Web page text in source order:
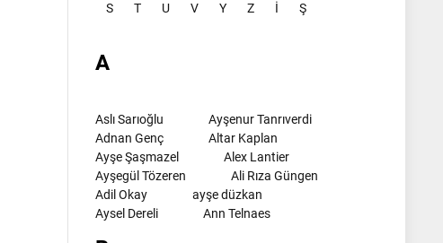
S T U V Y Z İ Ş
A
Aslı Sarıoğlu
Ayşenur Tanrıverdi
Adnan Genç
Altar Kaplan
Ayşe Şaşmazel
Alex Lantier
Ayşegül Tözeren
Ali Rıza Güngen
Adil Okay
ayşe düzkan
Aysel Dereli
Ann Telnaes